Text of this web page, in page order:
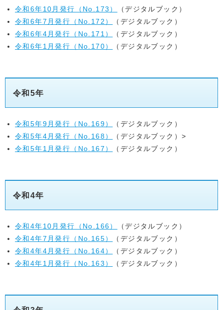
令和6年10月発行（No.173）
（デジタルブック）
令和6年7月発行（No.172）
（デジタルブック）
令和6年4月発行（No.171）
（デジタルブック）
令和6年1月発行（No.170）
（デジタルブック）
令和5年
令和5年9月発行（No.169）
（デジタルブック）
令和5年4月発行（No.168）
（デジタルブック）>
令和5年1月発行（No.167）
（デジタルブック）
令和4年
令和4年10月発行（No.166）
（デジタルブック）
令和4年7月発行（No.165）
（デジタルブック）
令和4年4月発行（No.164）
（デジタルブック）
令和4年1月発行（No.163）
（デジタルブック）